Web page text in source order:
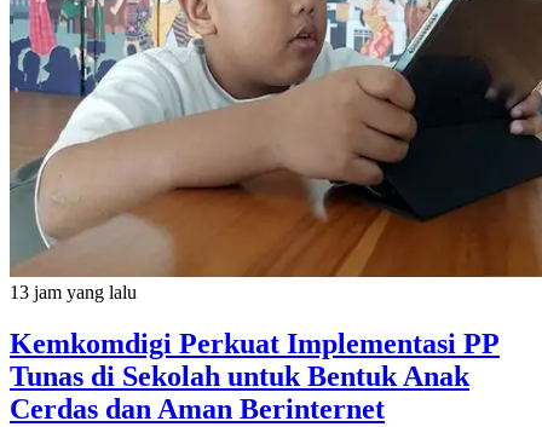
13 jam yang lalu
Kemkomdigi Perkuat Implementasi PP
Tunas di Sekolah untuk Bentuk Anak
Cerdas dan Aman Berinternet